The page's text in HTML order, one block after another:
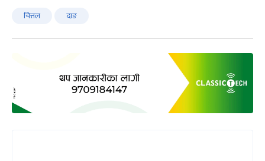
चित्तल दाङ